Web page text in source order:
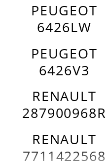
PEUGEOT
6426LW
PEUGEOT
6426V3
RENAULT
287900968R
RENAULT
7711422568